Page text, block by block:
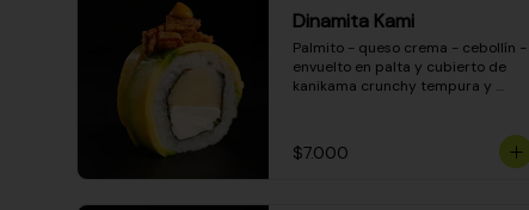
Dinamita Kami
Palmito - queso crema - cebollín -
envuelto en palta y cubierto de
kanikama crunchy tempura y
$7.000